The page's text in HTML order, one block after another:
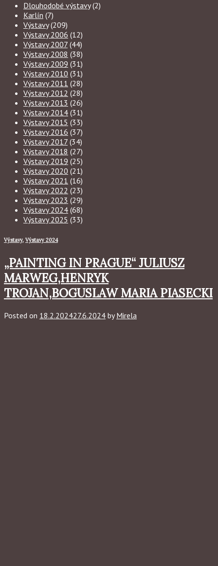
Dlouhodobé výstavy(2)
Karlín (7)
Výstavy(209)
Výstavy 2006 (12)
Výstavy 2007 (44)
Výstavy 2008 (38)
Výstavy 2009 (31)
Výstavy 2010 (31)
Výstavy 2011 (28)
Výstavy 2012 (28)
Výstavy 2013 (26)
Výstavy 2014 (31)
Výstavy 2015 (33)
Výstavy 2016 (37)
Výstavy 2017 (34)
Výstavy 2018 (27)
Výstavy 2019 (25)
Výstavy 2020 (21)
Výstavy 2021 (16)
Výstavy 2022 (23)
Výstavy 2023 (29)
Výstavy 2024 (68)
Výstavy 2025 (33)
Výstavy, Výstavy 2024
„PAINTING IN PRAGUE“ JULIUSZ
MARWEG,HENRYK
TROJAN,BOGUSLAW MARIA PIASECKI
Posted on 18.2.202427.6.2024 byMirela